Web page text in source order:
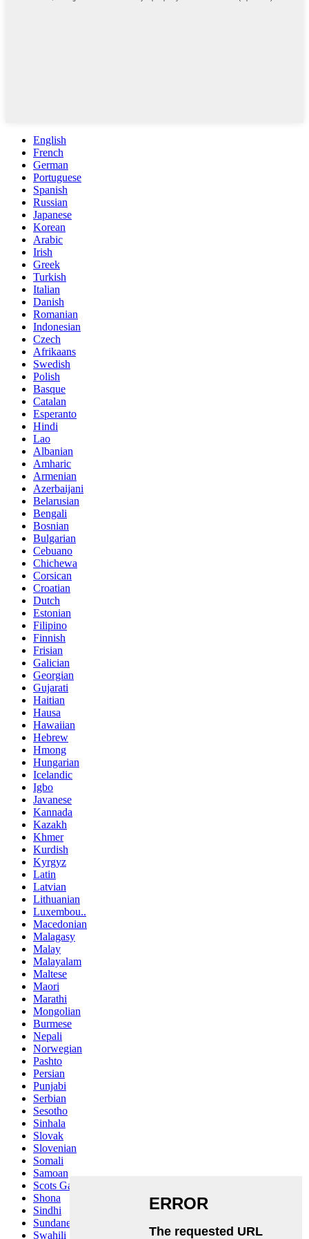
English
French
German
Portuguese
Spanish
Russian
Japanese
Korean
Arabic
Irish
Greek
Turkish
Italian
Danish
Romanian
Indonesian
Czech
Afrikaans
Swedish
Polish
Basque
Catalan
Esperanto
Hindi
Lao
Albanian
Amharic
Armenian
Azerbaijani
Belarusian
Bengali
Bosnian
Bulgarian
Cebuano
Chichewa
Corsican
Croatian
Dutch
Estonian
Filipino
Finnish
Frisian
Galician
Georgian
Gujarati
Haitian
Hausa
Hawaiian
Hebrew
Hmong
Hungarian
Icelandic
Igbo
Javanese
Kannada
Kazakh
Khmer
Kurdish
Kyrgyz
Latin
Latvian
Lithuanian
Luxembou..
Macedonian
Malagasy
Malay
Malayalam
Maltese
Maori
Marathi
Mongolian
Burmese
Nepali
Norwegian
Pashto
Persian
Punjabi
Serbian
Sesotho
Sinhala
Slovak
Slovenian
Somali
Samoan
Scots Gaelic
Shona
Sindhi
Sundanese
Swahili